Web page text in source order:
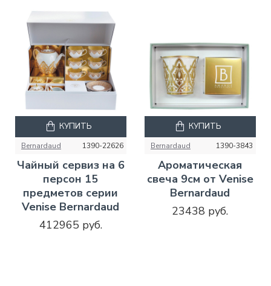
Bernardaud 1390-22626
Чайный сервиз на 6
персон 15
предметов серии
Venise Bernardaud
412965 руб.
КУПИТЬ
Bernardaud 1390-3843
Ароматическая
свеча 9см от Venise
Bernardaud
23438 руб.
КУПИТЬ